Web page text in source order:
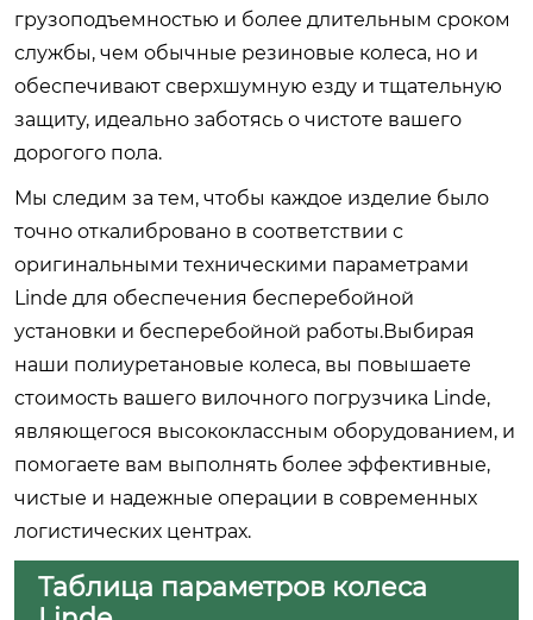
грузоподъемностью и более длительным сроком
службы, чем обычные резиновые колеса, но и
обеспечивают сверхшумную езду и тщательную
защиту, идеально заботясь о чистоте вашего
дорогого пола.
Мы следим за тем, чтобы каждое изделие было
точно откалибровано в соответствии с
оригинальными техническими параметрами
Linde для обеспечения бесперебойной
установки и бесперебойной работы.Выбирая
наши полиуретановые колеса, вы повышаете
стоимость вашего вилочного погрузчика Linde,
являющегося высококлассным оборудованием, и
помогаете вам выполнять более эффективные,
чистые и надежные операции в современных
логистических центрах.
Таблица параметров колеса